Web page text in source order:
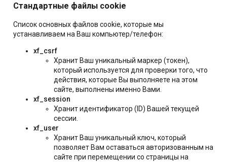
Стандартные файлы cookie
Список основных файлов cookie, которые мы
устанавливаем на Ваш компьютер/телефон:
xf_csrf
Хранит Ваш уникальный маркер (токен),
который используется для проверки того, что
действия, которые Вы выполняете на этом
сайте, выполнены именно Вами.
xf_session
Хранит идентификатор (ID) Вашей текущей
сессии.
xf_user
Хранит Ваш уникальный ключ, который
позволяет Вам оставаться авторизованным на
сайте при перемещении со страницы на